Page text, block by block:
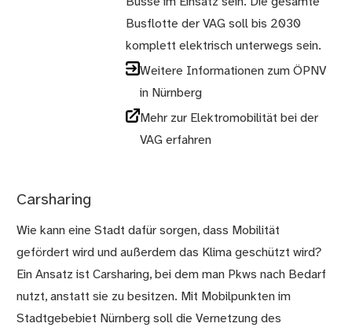
Busflotte der VAG soll bis 2030
komplett elektrisch unterwegs sein.
Weitere Informationen zum ÖPNV
in Nürnberg
Mehr zur Elektromobilität bei der
VAG erfahren
Carsharing
Wie kann eine Stadt dafür sorgen, dass Mobilität
gefördert wird und außerdem das Klima geschützt wird?
Ein Ansatz ist Carsharing, bei dem man Pkws nach Bedarf
nutzt, anstatt sie zu besitzen. Mit Mobilpunkten im
Stadtgebebiet Nürnberg soll die Vernetzung des